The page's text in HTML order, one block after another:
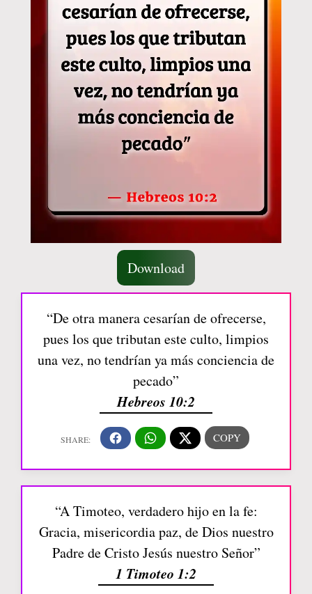
Download
“De otra manera cesarían de ofrecerse,
pues los que tributan este culto, limpios
una vez, no tendrían ya más conciencia de
pecado”
Hebreos 10:2
“A Timoteo, verdadero hijo en la fe:
Gracia, misericordia paz, de Dios nuestro
Padre de Cristo Jesús nuestro Señor”
1 Timoteo 1:2